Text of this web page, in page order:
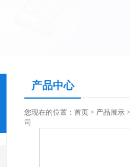
产品中心
您现在的位置： 首页 > 产品展示
司